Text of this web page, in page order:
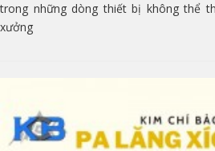
trong những dòng thiết bị không thể
xưởng